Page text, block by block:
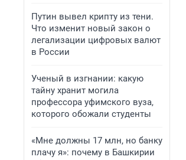
Путин вывел крипту из тени.
Что изменит новый закон о
легализации цифровых валют
в России
Ученый в изгнании: какую
тайну хранит могила
профессора уфимского вуза,
которого обожали студенты
«Мне должны 17 млн, но банку
плачу я»: почему в Башкирии